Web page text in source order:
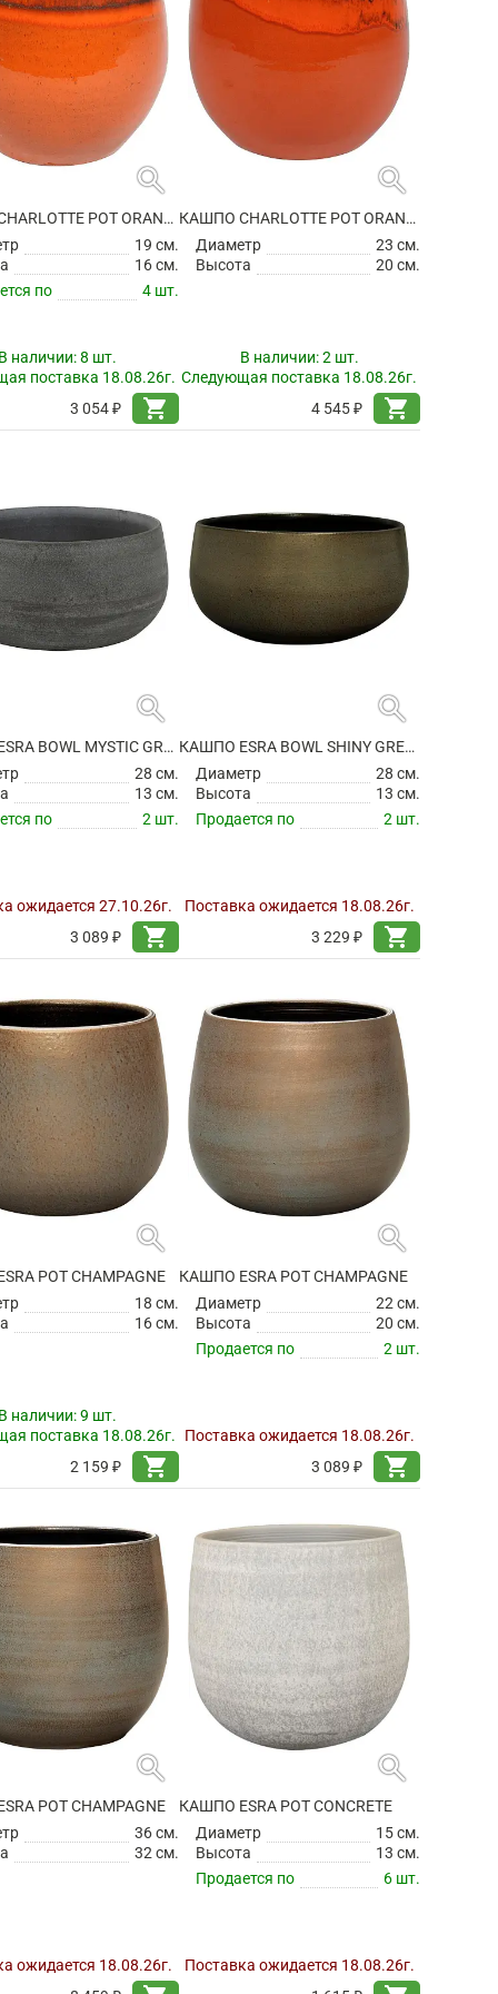
search
КАШПО CHARLOTTE POT ORANGE
19 см.
16 см.
по
4 шт.
наличии:8 шт.
поставка 18.08.26г.
3 054 ₽
shopping_cart
search
КАШПО CHARLOTTE POT ORANGE
Диаметр
23 см.
Высота
20 см.
В наличии:2 шт.
Следующая поставка 18.08.26г.
4 545 ₽
shopping_cart
search
КАШПО ESRA BOWL MYSTIC GREY
28 см.
13 см.
по
2 шт.
ожидается 27.10.26г.
3 089 ₽
shopping_cart
search
КАШПО ESRA BOWL SHINY GREEN
Диаметр
28 см.
Высота
13 см.
Продается по
2 шт.
Поставка ожидается 18.08.26г.
3 229 ₽
shopping_cart
search
POT CHAMPAGNE
18 см.
16 см.
наличии:9 шт.
поставка 18.08.26г.
2 159 ₽
shopping_cart
search
КАШПО ESRA POT CHAMPAGNE
Диаметр
22 см.
Высота
20 см.
Продается по
2 шт.
Поставка ожидается 18.08.26г.
3 089 ₽
shopping_cart
search
POT CHAMPAGNE
36 см.
32 см.
ожидается 18.08.26г.
search
КАШПО ESRA POT CONCRETE
Диаметр
15 см.
Высота
13 см.
Продается по
6 шт.
Поставка ожидается 18.08.26г.